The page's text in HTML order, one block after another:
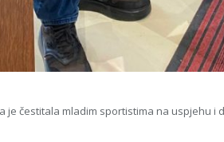
je čestitala mladim sportistima na uspjehu